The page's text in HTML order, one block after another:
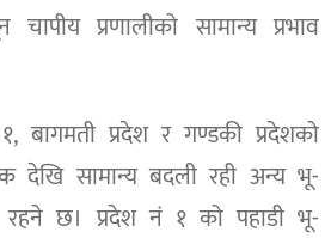
प्रणालीको सामान्य प्रभाव
बागमती प्रदेश र गण्डकी प्रदेशको
देखि सामान्य बदली रही अन्य भू-
छ। प्रदेश नं १ को पहाडी भू-